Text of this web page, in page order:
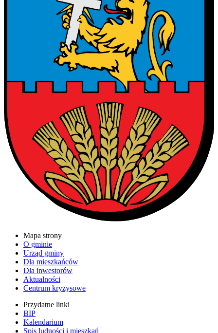
Mapa strony
O gminie
Urząd gminy
Dla mieszkańców
Dla inwestorów
Aktualności
Centrum kryzysowe
Przydatne linki
BIP
Kalendarium
Spis ludności i mieszkań